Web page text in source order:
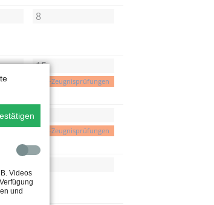
8
15
PHM-Zeugnisprüfungen
PHM-Zeugnisprüfungen
Videos
Verfügung
und